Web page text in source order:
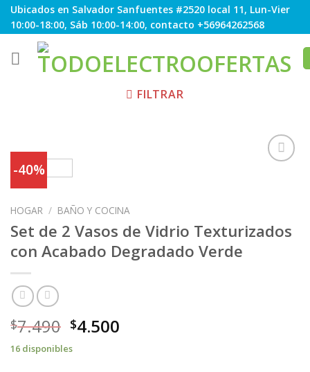
Skip
to
content
Ubicados en Salvador Sanfuentes #2520 local 11, Lun-Vier
10:00-18:00, Sáb 10:00-14:00, contacto +56964262568
FILTRAR
-40%
Favoritos
HOGAR / BAÑO Y COCINA
Set de 2 Vasos de Vidrio Texturizados
con Acabado Degradado Verde
$7.490 $4.500
16 disponibles